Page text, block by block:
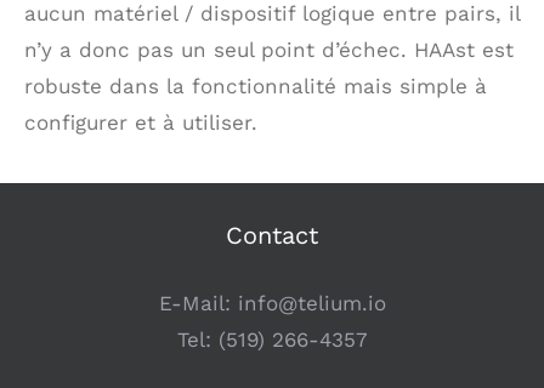
aucun matériel / dispositif logique entre pairs, il
n’y a donc pas un seul point d’échec. HAAst est
robuste dans la fonctionnalité mais simple à
configurer et à utiliser.
Contact
E-Mail: info@telium.io
Tel: (519) 266-4357